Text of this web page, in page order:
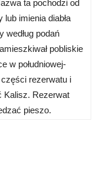
ta pochodzi od
lub imienia diabła
według podań
pobliskie
w południowej-
rezerwatu i
Kalisz. Rezerwat
pieszo.